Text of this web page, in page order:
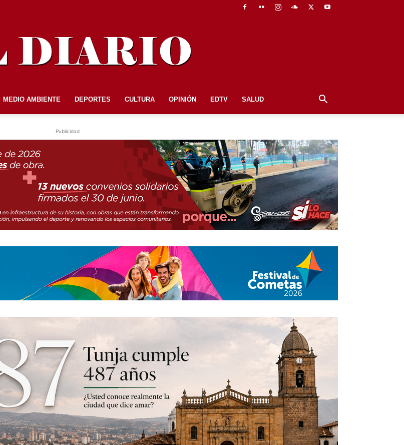
DIARIO
MEDIO AMBIENTE DEPORTES CULTURA OPINIÓN EDTV SALUD
Publicidad